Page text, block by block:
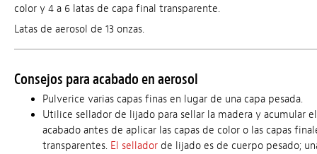
color y 4 a 6 latas de capa final transparente.
Latas de aerosol de 13 onzas.
Consejos para acabado en aerosol
Pulverice varias capas finas en lugar de una capa pesada.
Utilice sellador de lijado para sellar la madera y acumular el
acabado antes de aplicar las capas de color o las capas
transparentes. El sellador de lijado es de cuerpo pesado;